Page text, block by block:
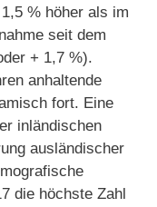
% höher als im
seit dem
+ 1,7 %).
anhaltende
fort. Eine
inländischen
ausländischer
die höchste Zahl